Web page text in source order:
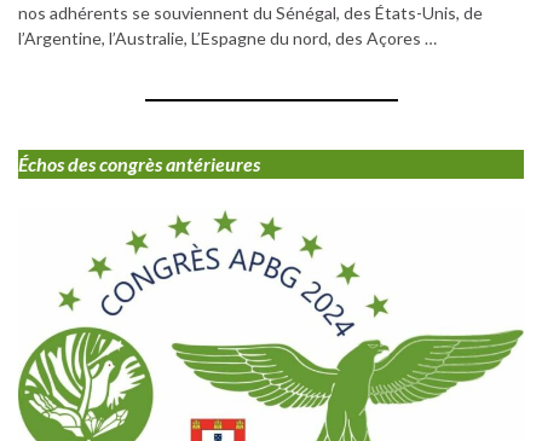
nos adhérents se souviennent du Sénégal, des États-Unis, de
l’Argentine, l’Australie, L’Espagne du nord, des Açores …
Échos des congrès antérieures